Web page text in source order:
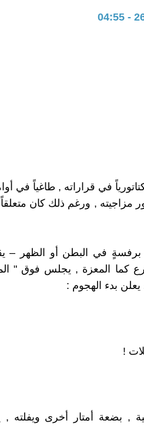
في قراراته , طاغياً في
, ورغم ذلك كان
برفسةٍ في البطن أو الظهر –
كما المعزة , يجلس فوق "
بدء الهجوم :
!
, بضعة أمتار أخرى ويفلته ,